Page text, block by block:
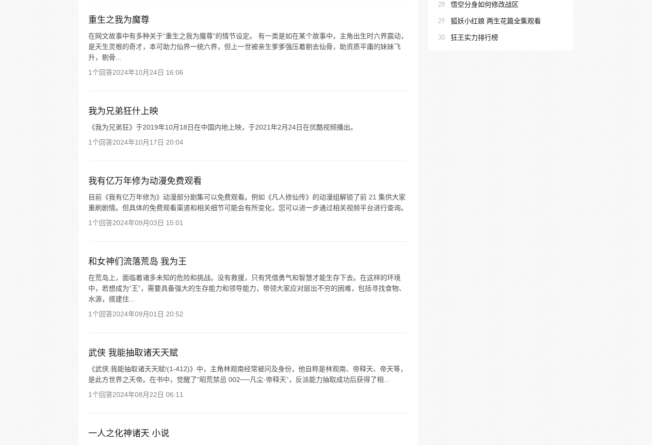
重生之我为魔尊
在网文故事中有多种关于“重生之我为魔尊”的情节设定。 有一类是如在某个故事中，主角出生时六界震动，
是天生灵根的奇才，本可助力仙界一统六界，但上一世被亲生爹爹强压着剔去仙骨，助资质平庸的妹妹飞
升，剔骨...
1个回答2024年10月24日 16:06
我为兄弟狂什上映
《我为兄弟狂》于2019年10月18日在中国内地上映，于2021年2月24日在优酷视频播出。
1个回答2024年10月17日 20:04
我有亿万年修为动漫免费观看
目前《我有亿万年修为》动漫部分剧集可以免费观看。例如《凡人修仙传》的动漫组解锁了前 21 集供大家
重刷剧情。但具体的免费观看渠道和相关细节可能会有所变化，您可以进一步通过相关视频平台进行查询。
1个回答2024年09月03日 15:01
和女神们流落荒岛 我为王
在荒岛上，面临着诸多未知的危险和挑战。没有救援，只有凭借勇气和智慧才能生存下去。在这样的环境
中，若想成为“王”，需要具备强大的生存能力和领导能力，带领大家应对层出不穷的困难，包括寻找食物、
水源，搭建住...
1个回答2024年09月01日 20:52
武侠 我能抽取诸天天赋
《武侠:我能抽取诸天天赋!(1-412)》中，主角林观南经常被问及身份，他自称是林观南、帝释天、帝天等，
是此方世界之天帝。在书中，觉醒了“昭荒禁忌 002──凡尘·帝释天”，反派能力抽取成功后获得了相...
1个回答2024年08月22日 06:11
一人之化神诸天 小说
28 悟空分身如何修改战区
29 狐妖小红娘 两生花篇全集观看
30 狂王实力排行榜